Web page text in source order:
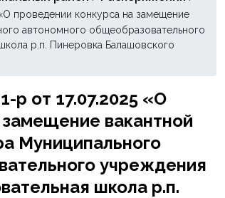
проведении конкурса на замещение
автономного общеобразовательного
р.п. Пинеровка Балашовского
от 17.07.2025 «О
вакантной
Муниципального
учреждения
школа р.п.